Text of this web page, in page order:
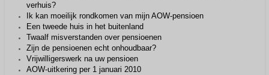
verhuis?
Ik kan moeilijk rondkomen van mijn AOW-pensioen
Een tweede huis in het buitenland
Twaalf misverstanden over pensioenen
Zijn de pensioenen echt onhoudbaar?
Vrijwilligerswerk na uw pensioen
AOW-uitkering per 1 januari 2010